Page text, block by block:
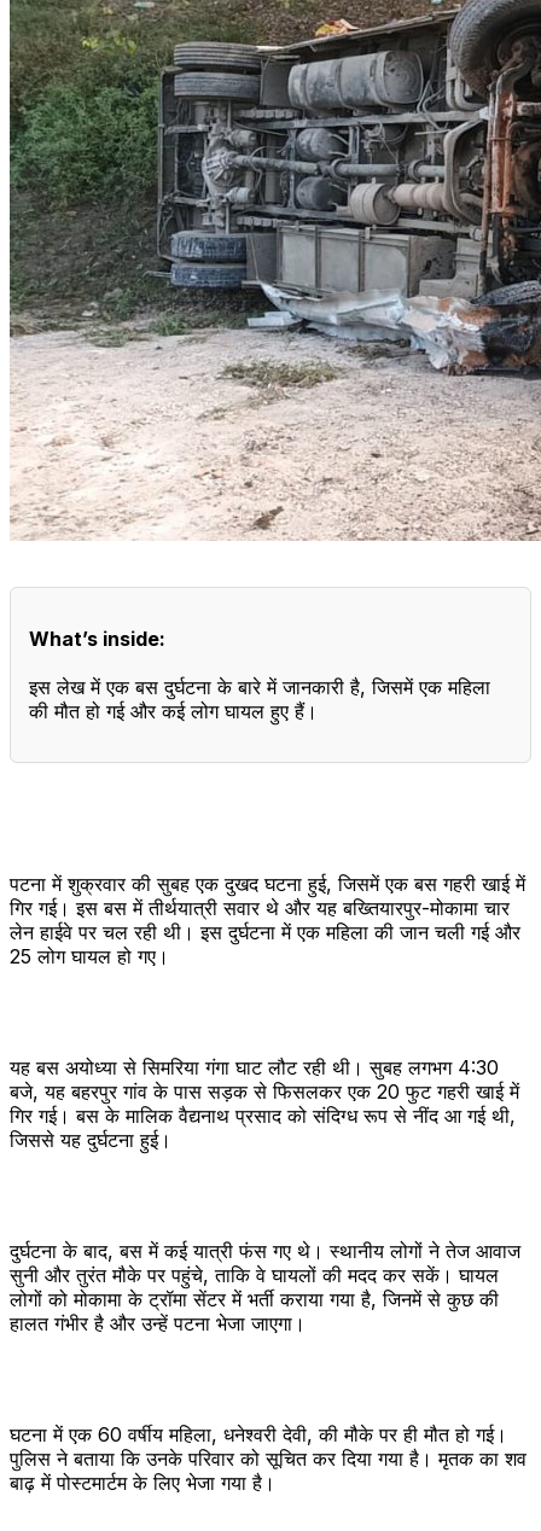
What’s inside:
इस लेख में एक बस दुर्घटना के बारे में जानकारी है, जिसमें एक महिला
की मौत हो गई और कई लोग घायल हुए हैं।
पटना में शुक्रवार की सुबह एक दुखद घटना हुई, जिसमें एक बस गहरी खाई में
गिर गई। इस बस में तीर्थयात्री सवार थे और यह बख्तियारपुर-मोकामा चार
लेन हाईवे पर चल रही थी। इस दुर्घटना में एक महिला की जान चली गई और
25 लोग घायल हो गए।
यह बस अयोध्या से सिमरिया गंगा घाट लौट रही थी। सुबह लगभग 4:30
बजे, यह बहरपुर गांव के पास सड़क से फिसलकर एक 20 फुट गहरी खाई में
गिर गई। बस के मालिक वैद्यनाथ प्रसाद को संदिग्ध रूप से नींद आ गई थी,
जिससे यह दुर्घटना हुई।
दुर्घटना के बाद, बस में कई यात्री फंस गए थे। स्थानीय लोगों ने तेज आवाज
सुनी और तुरंत मौके पर पहुंचे, ताकि वे घायलों की मदद कर सकें। घायल
लोगों को मोकामा के ट्रॉमा सेंटर में भर्ती कराया गया है, जिनमें से कुछ की
हालत गंभीर है और उन्हें पटना भेजा जाएगा।
घटना में एक 60 वर्षीय महिला, धनेश्वरी देवी, की मौके पर ही मौत हो गई।
पुलिस ने बताया कि उनके परिवार को सूचित कर दिया गया है। मृतक का शव
बाढ़ में पोस्टमार्टम के लिए भेजा गया है।